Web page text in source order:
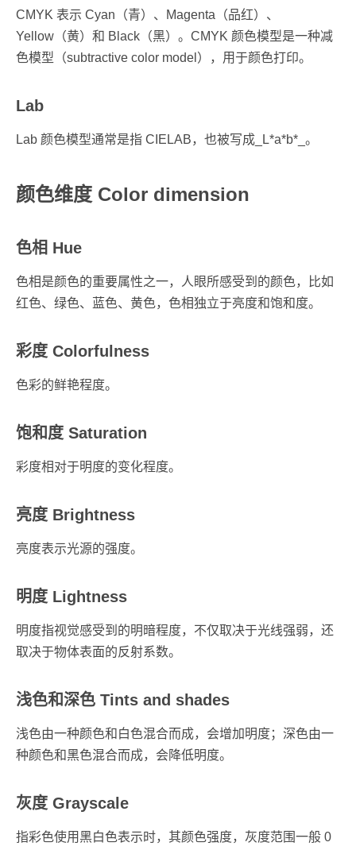
CMYK 表示 Cyan（青）、Magenta（品红）、
Yellow（黄）和 Black（黑）。CMYK 颜色模型是一种减
色模型（subtractive color model），用于颜色打印。
Lab
Lab 颜色模型通常是指 CIELAB，也被写成_L*a*b*_。
颜色维度 Color dimension
色相 Hue
色相是颜色的重要属性之一，人眼所感受到的颜色，比如
红色、绿色、蓝色、黄色，色相独立于亮度和饱和度。
彩度 Colorfulness
色彩的鲜艳程度。
饱和度 Saturation
彩度相对于明度的变化程度。
亮度 Brightness
亮度表示光源的强度。
明度 Lightness
明度指视觉感受到的明暗程度，不仅取决于光线强弱，还
取决于物体表面的反射系数。
浅色和深色 Tints and shades
浅色由一种颜色和白色混合而成，会增加明度；深色由一
种颜色和黑色混合而成，会降低明度。
灰度 Grayscale
指彩色使用黑白色表示时，其颜色强度，灰度范围一般 0